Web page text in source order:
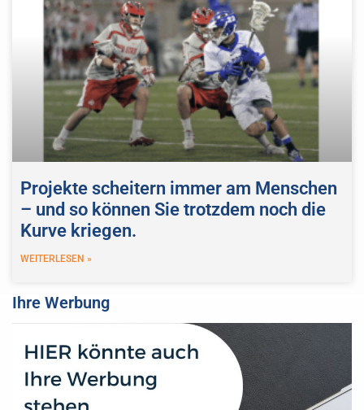
Projekte scheitern immer am Menschen
– und so können Sie trotzdem noch die
Kurve kriegen.
WEITERLESEN »
Ihre Werbung